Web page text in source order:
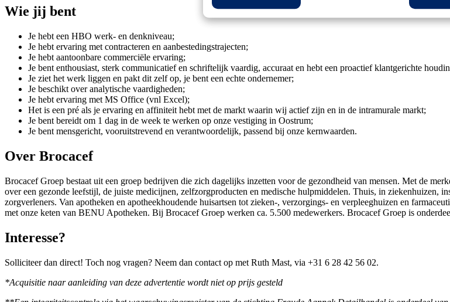
Wie jij bent
Je hebt een HBO werk- en denkniveau;
Je hebt ervaring met contracteren en aanbestedingstrajecten;
Je hebt aantoonbare commerciële ervaring;
Je bent enthousiast, sterk communicatief en schriftelijk vaardig, accuraat en hebt een proactief klantgerichte
Je ziet het werk liggen en pakt dit zelf op, je bent een echte ondernemer;
Je beschikt over analytische vaardigheden;
Je hebt ervaring met MS Office (vnl Excel);
Het is een pré als je ervaring en affiniteit hebt met de markt waarin wij actief zijn en in de intramurale markt;
Je bent bereidt om 1 dag in de week te werken op onze vestiging in Oostrum;
Je bent mensgericht, vooruitstrevend en verantwoordelijk, passend bij onze kernwaarden.
Over Brocacef
Brocacef Groep bestaat uit een groep bedrijven die zich dagelijks inzetten voor de gezondheid van mensen. Met de
over een gezonde leefstijl, de juiste medicijnen, zelfzorgproducten en medische hulpmiddelen. Thuis, in ziekenhuizen,
zorgverleners. Van apotheken en apotheekhoudende huisartsen tot zieken-, verzorgings- en verpleeghuizen en
met onze keten van BENU Apotheken. Bij Brocacef Groep werken ca. 5.500 medewerkers. Brocacef Groep is
Interesse?
Solliciteer dan direct! Toch nog vragen? Neem dan contact op met Ruth Mast, via +31 6 28 42 56 02.
*Acquisitie naar aanleiding van deze advertentie wordt niet op prijs gesteld